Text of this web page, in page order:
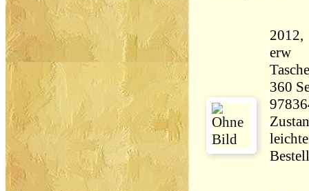
2012,
erw
360 Seiten